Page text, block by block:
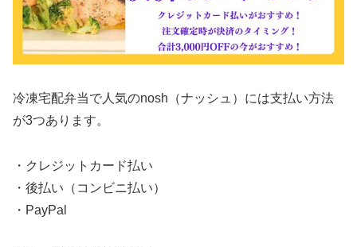
冷凍宅配弁当で人気のnosh（ナッシュ）には支払い方法
が3つあります。
・クレジットカード払い
・後払い（コンビニ払い）
・PayPal